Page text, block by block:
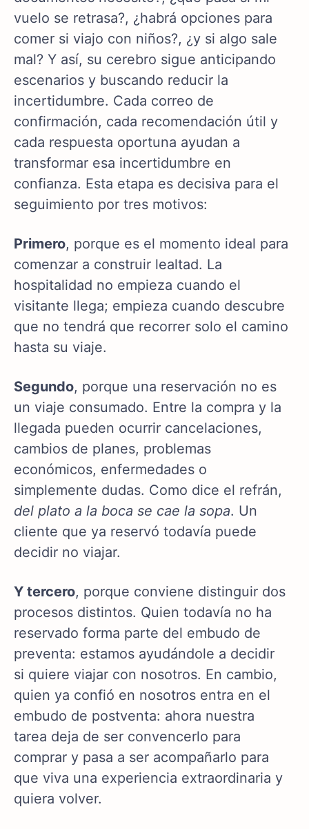
vuelo se retrasa?, ¿habrá opciones para
comer si viajo con niños?, ¿y si algo sale
mal? Y así, su cerebro sigue anticipando
escenarios y buscando reducir la
incertidumbre. Cada correo de
confirmación, cada recomendación útil y
cada respuesta oportuna ayudan a
transformar esa incertidumbre en
confianza. Esta etapa es decisiva para el
seguimiento por tres motivos:
Primero, porque es el momento ideal para
comenzar a construir lealtad. La
hospitalidad no empieza cuando el
visitante llega; empieza cuando descubre
que no tendrá que recorrer solo el camino
hasta su viaje.
Segundo, porque una reservación no es
un viaje consumado. Entre la compra y la
llegada pueden ocurrir cancelaciones,
cambios de planes, problemas
económicos, enfermedades o
simplemente dudas. Como dice el refrán,
del plato a la boca se cae la sopa. Un
cliente que ya reservó todavía puede
decidir no viajar.
Y tercero, porque conviene distinguir dos
procesos distintos. Quien todavía no ha
reservado forma parte del embudo de
preventa: estamos ayudándole a decidir
si quiere viajar con nosotros. En cambio,
quien ya confió en nosotros entra en el
embudo de postventa: ahora nuestra
tarea deja de ser convencerlo para
comprar y pasa a ser acompañarlo para
que viva una experiencia extraordinaria y
quiera volver.